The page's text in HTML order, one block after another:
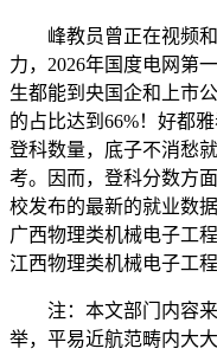
峰教员曾正在视频和
力，2026年国度电网第
生都能到央国企和上市
的占比达到66%！好都
登科数量，底子不消愁
考。因而，登科分数方
校发布的最新的就业数
广西物理类机械电子工
江西物理类机械电子工
注：本文部门内容来
举，平易近航范畴内大